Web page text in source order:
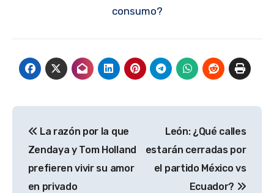
consumo?
de
entradas
La razón por la que
Zendaya y Tom Holland
prefieren vivir su amor
en privado
León: ¿Qué calles
estarán cerradas por
el partido México vs
Ecuador?